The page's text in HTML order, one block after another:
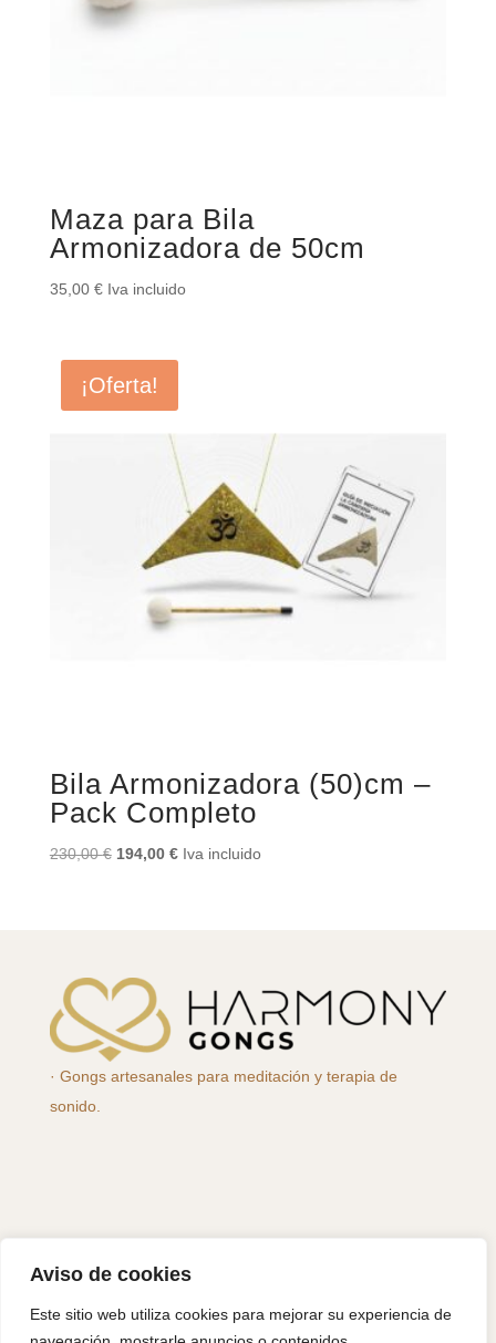
Aviso de cookies
Este sitio web utiliza cookies para mejorar su experiencia de
Maza para Bila
Armonizadora de 50cm
35,00 € Iva incluido
¡Oferta!
Bila Armonizadora (50)cm –
Pack Completo
230,00€ El
194,00 €ElIva incluido
· Gongs artesanales para meditación y terapia de
sonido.